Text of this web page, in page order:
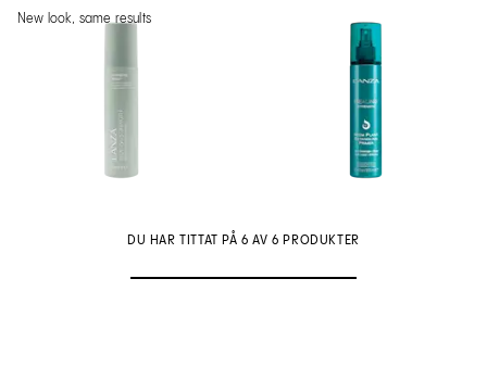
New look, same results
DU HAR TITTAT PÅ 6 AV 6 PRODUKTER